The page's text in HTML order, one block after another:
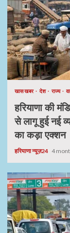
खास खबर देश राज्य
हरियाणा की
से लागू हुई नई
का कड़ा एक्शन
हरियाणा न्यूज़24 4